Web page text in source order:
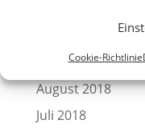
Cookie-Richtlinie
September 2018
August 2018
Juli 2018